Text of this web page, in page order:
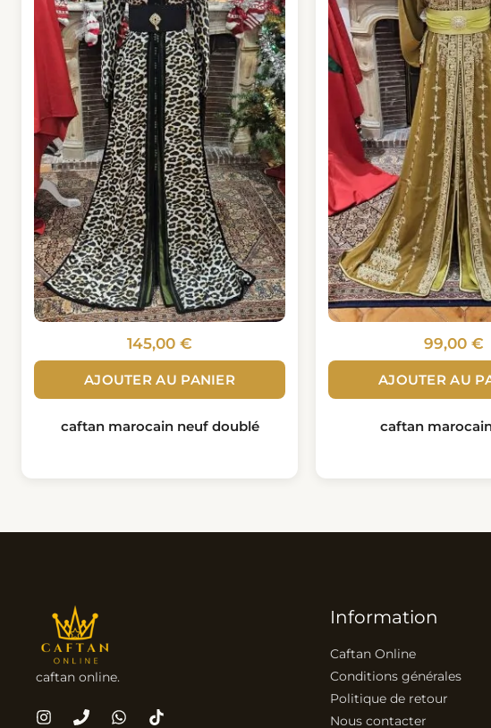
145,00 €
AJOUTER AU PANIER
caftan marocain neuf doublé
99,00 €
AJOUTER AU
caftan
caftan online.
Information
Caftan Online
Conditions générales
Politique de retour
Nous contacter